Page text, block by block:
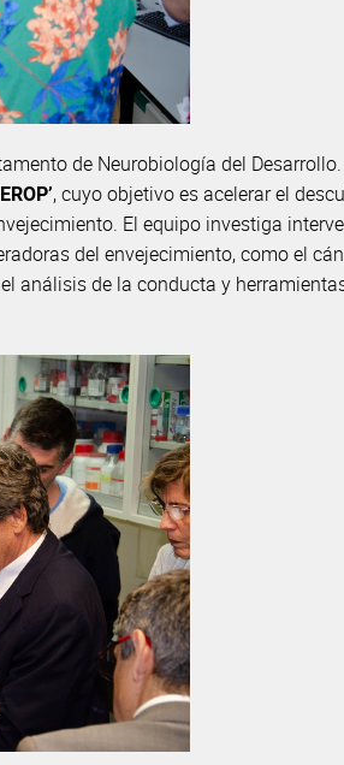
de Neurobiología del
, cuyo objetivo es acelerar el
El equipo investiga
del envejecimiento, como el
análisis de la conducta y